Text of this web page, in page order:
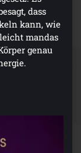
dass
kann, wie
mandas
genau